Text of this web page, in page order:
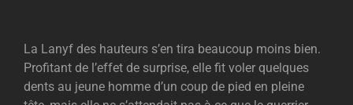
La Lanyf des hauteurs s’en tira beaucoup moins bien.
Profitant de l’effet de surprise, elle fit voler quelques
dents au jeune homme d’un coup de pied en pleine